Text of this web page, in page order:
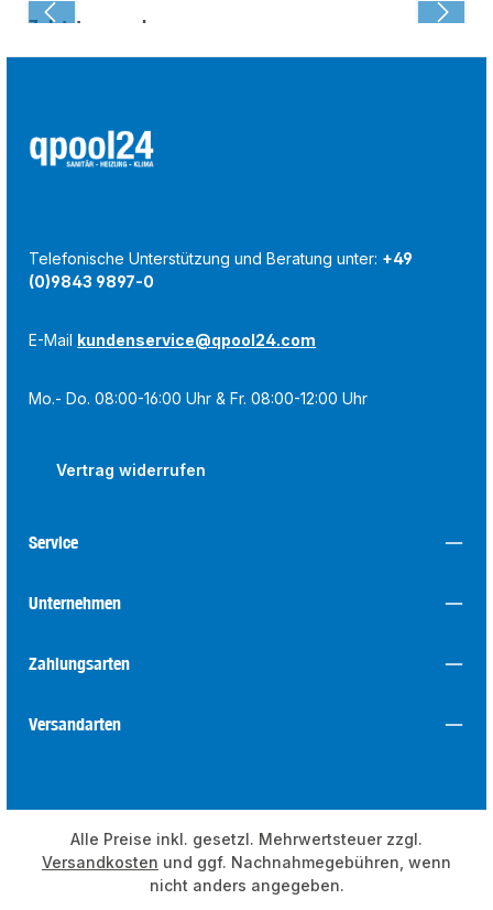
Zuletzt angesehen:
Telefonische Unterstützung und Beratung unter: +49
(0)9843 9897-0
E-Mail kundenservice@qpool24.com
Mo.- Do. 08:00-16:00 Uhr & Fr. 08:00-12:00 Uhr
Vertrag widerrufen
Service
Unternehmen
Zahlungsarten
Versandarten
Alle Preise inkl. gesetzl. Mehrwertsteuer zzgl.
Versandkosten und ggf. Nachnahmegebühren, wenn
nicht anders angegeben.